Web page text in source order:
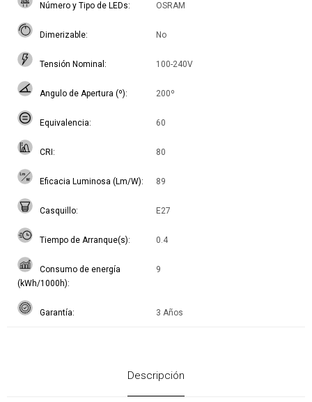
Número y Tipo de LEDs OSRAM
Dimerizable No
Tensión Nominal 100-240V
Angulo de Apertura (º) 200º
Equivalencia 60
CRI 80
Eficacia Luminosa (Lm/W) 89
Casquillo E27
Tiempo de Arranque(s) 0.4
Consumo de energía
(kWh/1000h)
9
Garantía 3 Años
Descripción